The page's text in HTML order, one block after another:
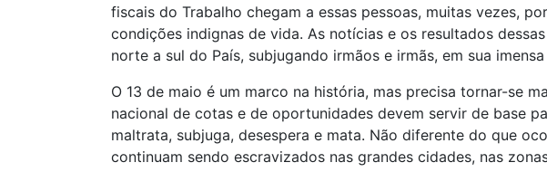
fiscais do Trabalho chegam a essas pessoas, muitas vezes,
condições indignas de vida. As notícias e os resultados
norte a sul do País, subjugando irmãos e irmãs, em sua
O 13 de maio é um marco na história, mas precisa tornar-se
nacional de cotas e de oportunidades devem servir de base
maltrata, subjuga, desespera e mata. Não diferente do que
continuam sendo escravizados nas grandes cidades, nas